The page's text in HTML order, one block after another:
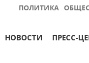
ПОЛИТИКА
НОВОСТИ ПРЕСС-